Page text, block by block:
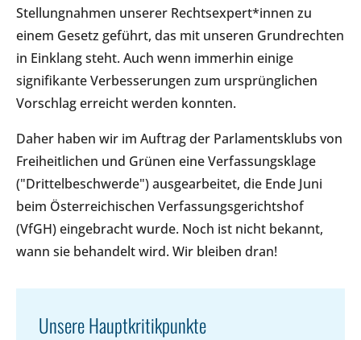
Stellungnahmen unserer Rechtsexpert*innen zu
einem Gesetz geführt, das mit unseren Grundrechten
in Einklang steht. Auch wenn immerhin einige
signifikante Verbesserungen zum ursprünglichen
Vorschlag erreicht werden konnten.
Daher haben wir im Auftrag der Parlamentsklubs von
Freiheitlichen und Grünen eine Verfassungsklage
("Drittelbeschwerde") ausgearbeitet, die Ende Juni
beim Österreichischen Verfassungsgerichtshof
(VfGH) eingebracht wurde. Noch ist nicht bekannt,
wann sie behandelt wird. Wir bleiben dran!
Unsere Hauptkritikpunkte